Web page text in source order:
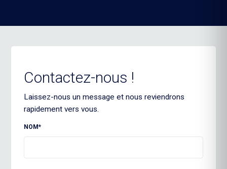
Contactez-nous !
Laissez-nous un message et nous reviendrons
rapidement vers vous.
NOM*